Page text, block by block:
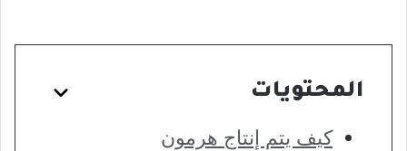
المحتويات
كيف يتم إنتاج هرمون